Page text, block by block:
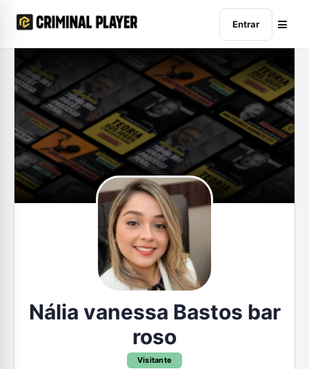
Entrar
Nália vanessa Bastos bar
roso
Visitante